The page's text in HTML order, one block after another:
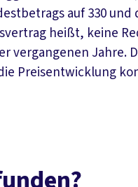
auf 330 und
heißt, keine
Jahre.
Preisentwicklung